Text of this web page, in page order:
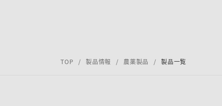
TOP 製品情報 農薬製品 製品一覧